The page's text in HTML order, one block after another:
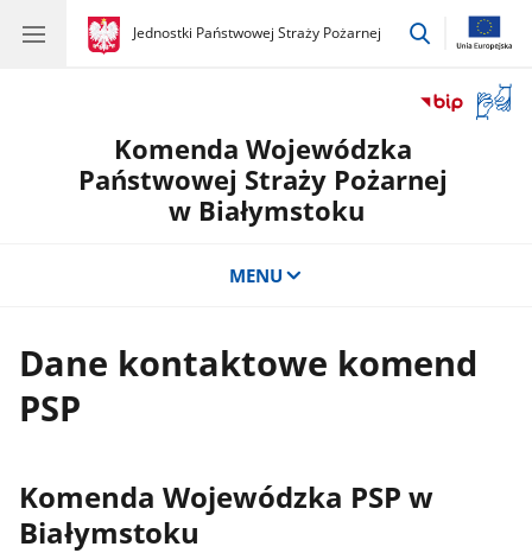
gov.pl
Jednostki Państwowej Straży Pożarnej
gov.pl
Jednostki
przejdź
okno
Komenda Wojewódzka
Państwowej Straży Pożarnej
w Białymstoku
MENU
Dane kontaktowe komend
PSP
Komenda Wojewódzka PSP w
Białymstoku